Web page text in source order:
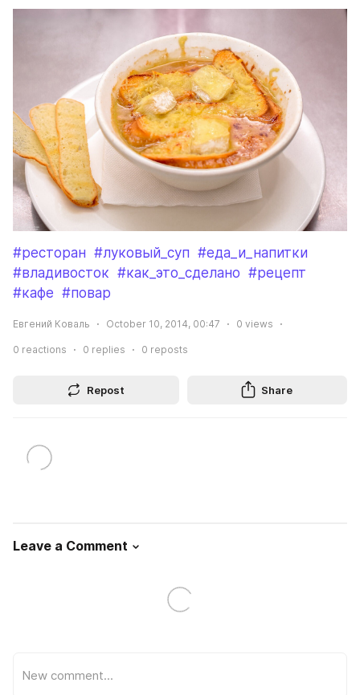
#ресторан #луковый_суп #еда_и_напитки
#владивосток #как_это_сделано #рецепт
#кафе #повар
Евгений Коваль October 10, 2014, 00:47 0 views
0 reactions 0 replies 0 reposts
Repost Share
Leave a Comment